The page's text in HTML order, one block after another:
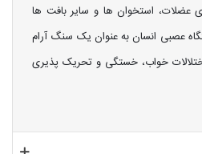
عضلات، استخوان ها و سایر بافت ها
عصبی انسان به عنوان یک سنگ آرام
خواب، خستگی و تحریک پذیری